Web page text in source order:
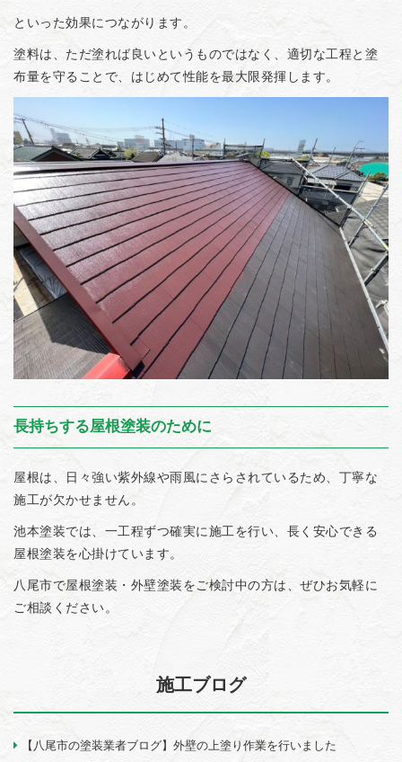
といった効果につながります。
塗料は、ただ塗れば良いというものではなく、適切な工程と塗
布量を守ることで、はじめて性能を最大限発揮します。
長持ちする屋根塗装のために
屋根は、日々強い紫外線や雨風にさらされているため、丁寧な
施工が欠かせません。
池本塗装では、一工程ずつ確実に施工を行い、長く安心できる
屋根塗装を心掛けています。
八尾市で屋根塗装・外壁塗装をご検討中の方は、ぜひお気軽に
ご相談ください。
施工ブログ
【八尾市の塗装業者ブログ】外壁の上塗り作業を行いました